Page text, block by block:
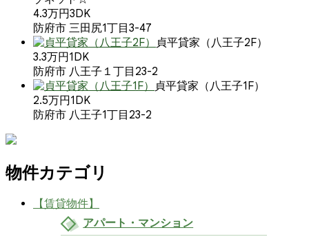
4.3万円3DK
防府市 三田尻1丁目3-47
貞平貸家（八王子2F）
3.3万円1DK
防府市 八王子１丁目23-2
貞平貸家（八王子1F）
2.5万円1DK
防府市 八王子1丁目23-2
物件カテゴリ
【賃貸物件】
アパート・マンション